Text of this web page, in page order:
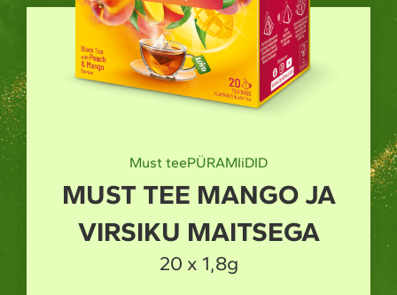
Roheline teePÜRAMIiDID
ROHELINE TEE
MAITSEGA
20 x 1,5g